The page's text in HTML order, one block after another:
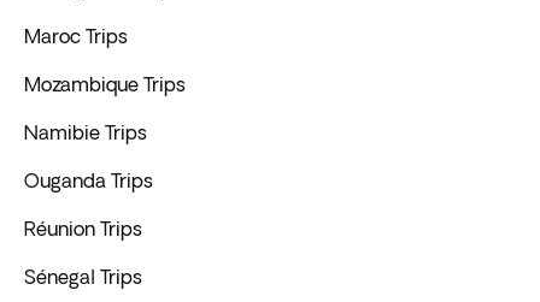
Maroc Trips
Mozambique Trips
Namibie Trips
Ouganda Trips
Réunion Trips
Sénegal Trips